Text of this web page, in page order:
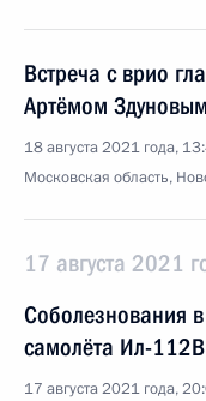
Встреча с врио
Артёмом Здуновым
18 августа 2021 года,
Московская область,
17 августа 2021
Соболезнования
самолёта Ил-112В
17 августа 2021 года,